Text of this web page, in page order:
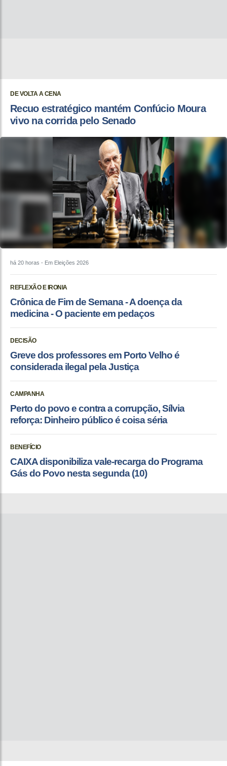
DE VOLTA A CENA
Recuo estratégico mantém Confúcio Moura
vivo na corrida pelo Senado
há 20 horas - Em Eleições 2026
REFLEXÃO E IRONIA
Crônica de Fim de Semana - A doença da
medicina - O paciente em pedaços
DECISÃO
Greve dos professores em Porto Velho é
considerada ilegal pela Justiça
CAMPANHA
Perto do povo e contra a corrupção, Sílvia
reforça: Dinheiro público é coisa séria
BENEFÍCIO
CAIXA disponibiliza vale-recarga do Programa
Gás do Povo nesta segunda (10)